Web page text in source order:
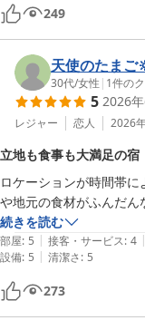
249
天使のたまご
30代/女性 | 1件の
5 2026
レジャー 恋人 2026
立地も食事も大満足の宿
ロケーションが時間帯
や地元の食材がふんだん
続きを読む
部屋: 5 | 接客・サービス: 4 |
設備: 5 | 清潔さ: 5
273